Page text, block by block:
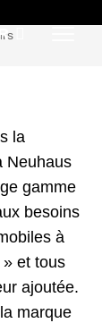
la
Neuhaus
gamme
besoins
à
et tous
ajoutée.
marque